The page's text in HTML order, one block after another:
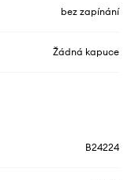
bez zapínání
Žádná kapuce
B24224